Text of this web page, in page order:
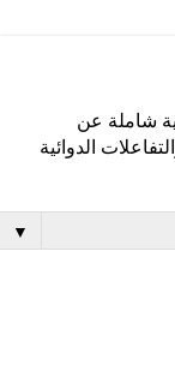
شاملة عن
الدوائية
▼